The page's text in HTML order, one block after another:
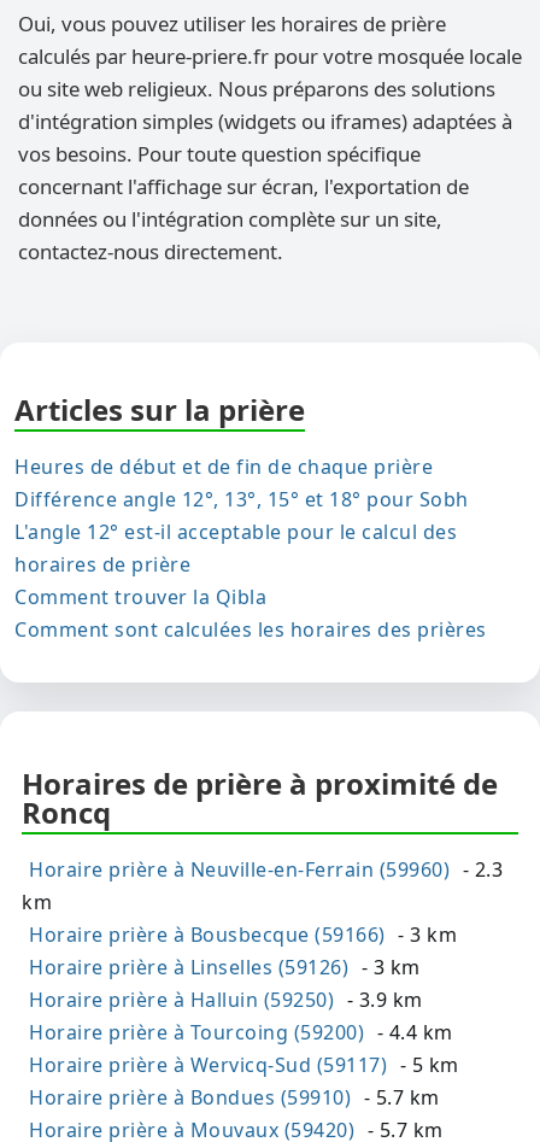
Oui, vous pouvez utiliser les horaires de prière
calculés par heure-priere.fr pour votre mosquée locale
ou site web religieux. Nous préparons des solutions
d'intégration simples (widgets ou iframes) adaptées à
vos besoins. Pour toute question spécifique
concernant l'affichage sur écran, l'exportation de
données ou l'intégration complète sur un site,
contactez-nous directement.
Articles sur la prière
Heures de début et de fin de chaque prière
Différence angle 12°, 13°, 15° et 18° pour Sobh
L'angle 12° est-il acceptable pour le calcul des
horaires de prière
Comment trouver la Qibla
Comment sont calculées les horaires des prières
Horaires de prière à proximité de
Roncq
Horaire prière à Neuville-en-Ferrain (59960) - 2.3
km
Horaire prière à Bousbecque (59166) - 3 km
Horaire prière à Linselles (59126) - 3 km
Horaire prière à Halluin (59250) - 3.9 km
Horaire prière à Tourcoing (59200) - 4.4 km
Horaire prière à Wervicq-Sud (59117) - 5 km
Horaire prière à Bondues (59910) - 5.7 km
Horaire prière à Mouvaux (59420) - 5.7 km